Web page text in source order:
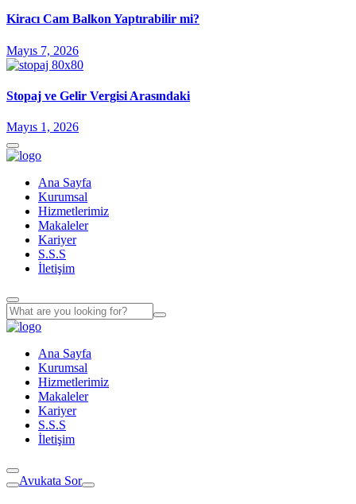
Kiracı Cam Balkon Yaptırabilir mi?
Mayıs 7, 2026
Stopaj ve Gelir Vergisi Arasındaki
Mayıs 1, 2026
Ana Sayfa
Kurumsal
Hizmetlerimiz
Makaleler
Kariyer
S.S.S
İletişim
Ana Sayfa
Kurumsal
Hizmetlerimiz
Makaleler
Kariyer
S.S.S
İletişim
Avukata Sor